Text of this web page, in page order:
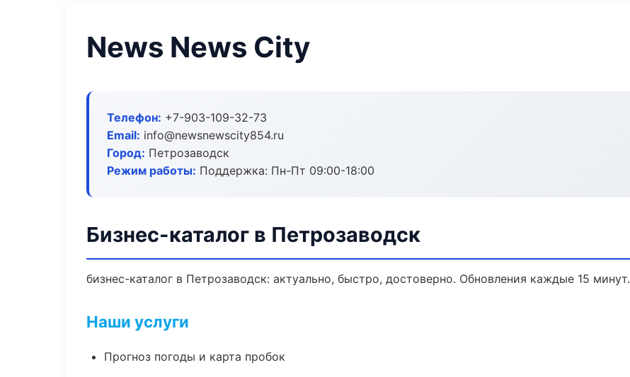
News News City
Телефон: +7-903-109-32-73
Email: info@newsnewscity854.ru
Город: Петрозаводск
Режим работы: Поддержка: Пн-Пт 09:00-18:00
Бизнес-каталог в Петрозаводск
бизнес-каталог в Петрозаводск: актуально, быстро, достоверно. Обновления каждые 15 минут.
Наши услуги
Прогноз погоды и карта пробок